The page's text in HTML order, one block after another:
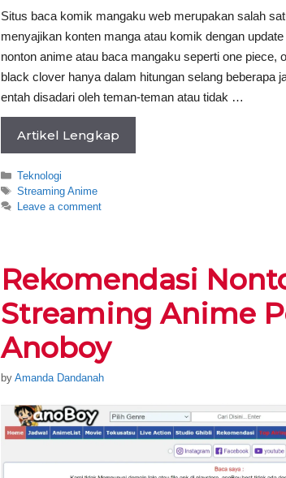
Situs baca komik mangaku web merupakan salah
menyajikan konten manga atau komik dengan
nonton anime atau baca mangaku seperti one piece,
black clover hanya dalam hitungan selang beberapa
entah disadari oleh teman-teman atau tidak …
Artikel Lengkap
Categories
Teknologi
Tags
Streaming Anime
Leave a comment
Rekomendasi
Streaming Anime
Anoboy
by Amanda Dandanah